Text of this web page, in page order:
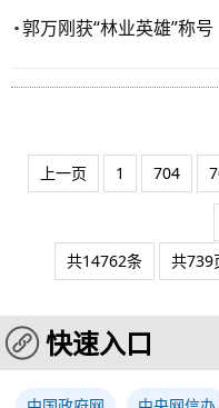
郭万刚获“林业英雄”称号
上一页 1 704
共14762条
共739
快速入口